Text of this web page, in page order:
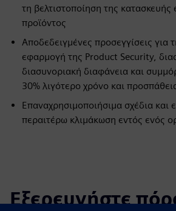
τη βελτιστοποίηση της
προϊόντος
Αποδεδειγμένες προσεγγίσεις για
εφαρμογή της Product Security,
διασυνοριακή διαφάνεια και
30% λιγότερο χρόνο και
Επαναχρησιμοποιήσιμα σχέδια και
περαιτέρω κλιμάκωση εντός ενός
Εξερευνήστε